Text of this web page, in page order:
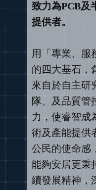
致力為PCB及
提供者。
用「專業、服
的四大基石，
來自於自主研
隊、及品質管
力，使睿智成
術及產能提供
公民的使命感
能夠安居更秉
續發展精神，